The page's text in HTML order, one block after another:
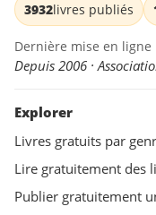
3932livres publiés
Dernière mise en ligne
Depuis 2006 ·
Explorer
Livres gratuits par
Lire gratuitement des
Publier gratuitement